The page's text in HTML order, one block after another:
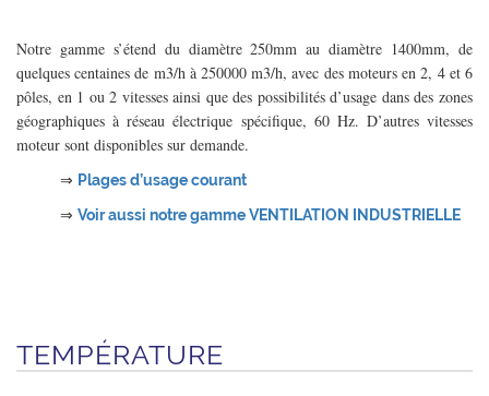
Notre gamme s’étend du diamètre 250mm au diamètre 1400mm, de
quelques centaines de m3/h à 250000 m3/h, avec des moteurs en 2, 4 et 6
pôles, en 1 ou 2 vitesses ainsi que des possibilités d’usage dans des zones
géographiques à réseau électrique spécifique, 60 Hz. D’autres vitesses
moteur sont disponibles sur demande.
⇒ Plages d’usage courant
⇒ Voir aussi notre gamme VENTILATION INDUSTRIELLE
TEMPÉRATURE